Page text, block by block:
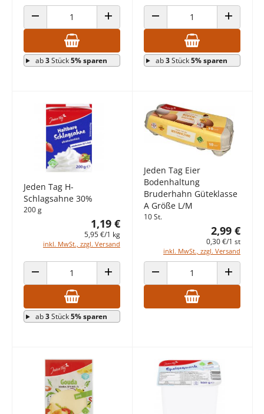
ANZAHL VERRINGERN ANZAHL ERHÖHEN
ab3Stück5% sparen
ANZAHL VERRINGERN ANZAHL
ab3Stück5% sparen
Jeden Tag H-
Schlagsahne 30%
200 g
1,19 €
5,95 €/1 kg
inkl. MwSt., zzgl. Versand
ANZAHL VERRINGERN ANZAHL ERHÖHEN
ab3Stück5% sparen
Jeden Tag Eier
Bodenhaltung
Bruderhahn Güteklasse
A Größe L/M
10 St.
2,99 €
0,30 €/1 st
inkl. MwSt., zzgl. Versand
ANZAHL VERRINGERN ANZAHL